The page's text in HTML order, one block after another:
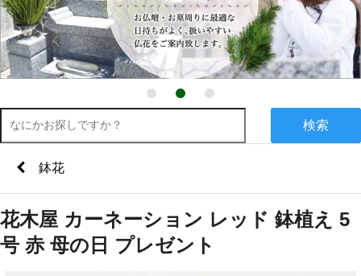
検索
鉢花
花木屋 カーネーション レッド 鉢植え 5
号 赤 母の日 プレゼント